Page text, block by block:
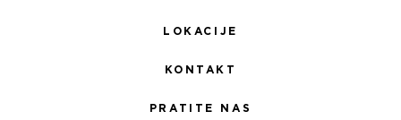
LOKACIJE
KONTAKT
PRATITE NAS